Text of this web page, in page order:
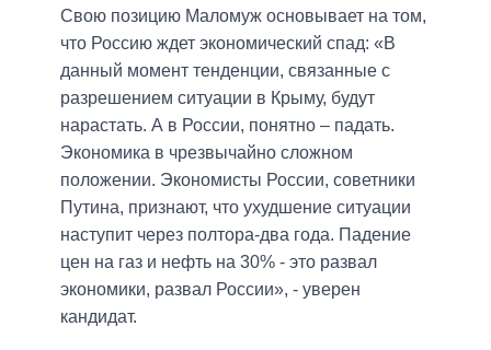
Свою позицию Маломуж основывает на том,
что Россию ждет экономический спад: «В
данный момент тенденции, связанные с
разрешением ситуации в Крыму, будут
нарастать. А в России, понятно – падать.
Экономика в чрезвычайно сложном
положении. Экономисты России, советники
Путина, признают, что ухудшение ситуации
наступит через полтора-два года. Падение
цен на газ и нефть на 30% - это развал
экономики, развал России», - уверен
кандидат.